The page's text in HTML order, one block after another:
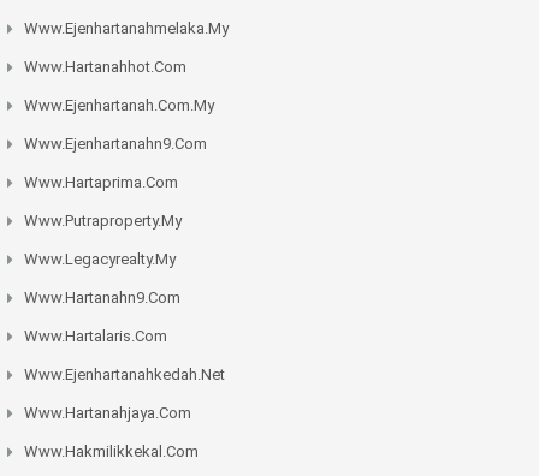
Www.ejenhartanahmelaka.my
Www.hartanahhot.com
Www.ejenhartanah.com.my
Www.ejenhartanahn9.com
Www.hartaprima.com
Www.putraproperty.my
Www.legacyrealty.my
Www.hartanahn9.com
Www.hartalaris.com
Www.ejenhartanahkedah.net
Www.hartanahjaya.com
Www.hakmilikkekal.com